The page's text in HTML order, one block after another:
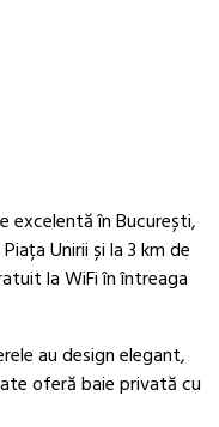
excelentă în București,
Unirii și la 3 km de
la WiFi în întreaga
au design elegant,
oferă baie privată cu